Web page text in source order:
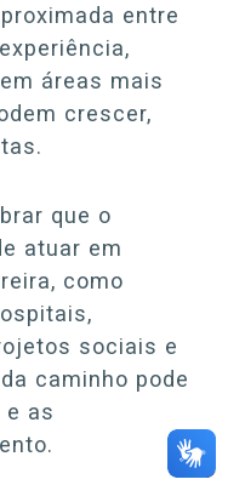
entre
áreas mais
crescer,
que o
atuar em
como
sociais e
caminho pode
e as